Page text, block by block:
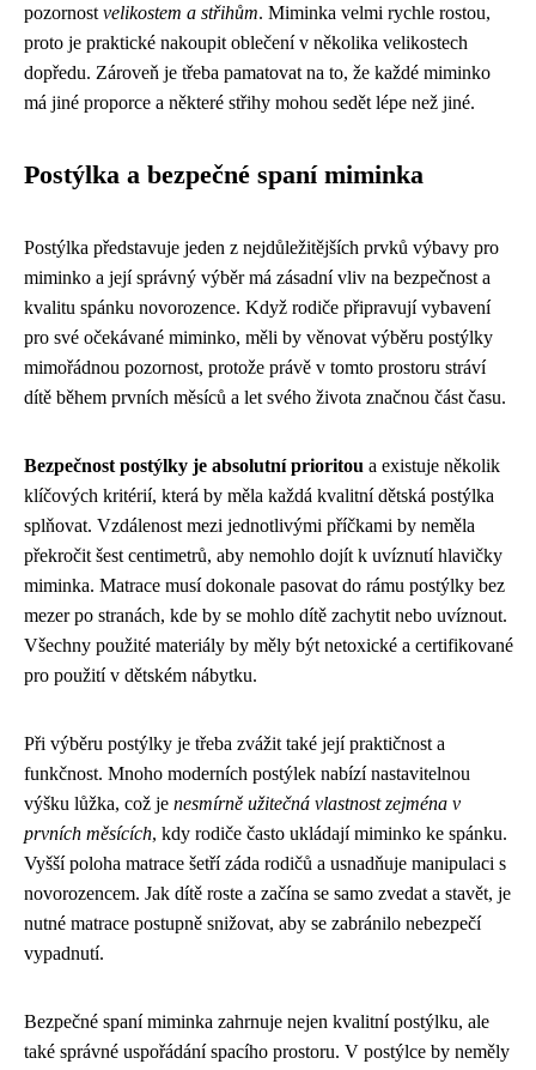
pozornost velikostem a střihům. Miminka velmi rychle rostou,
proto je praktické nakoupit oblečení v několika velikostech
dopředu. Zároveň je třeba pamatovat na to, že každé miminko
má jiné proporce a některé střihy mohou sedět lépe než jiné.
Postýlka a bezpečné spaní miminka
Postýlka představuje jeden z nejdůležitějších prvků výbavy pro
miminko a její správný výběr má zásadní vliv na bezpečnost a
kvalitu spánku novorozence. Když rodiče připravují vybavení
pro své očekávané miminko, měli by věnovat výběru postýlky
mimořádnou pozornost, protože právě v tomto prostoru stráví
dítě během prvních měsíců a let svého života značnou část času.
Bezpečnost postýlky je absolutní prioritou a existuje několik
klíčových kritérií, která by měla každá kvalitní dětská postýlka
splňovat. Vzdálenost mezi jednotlivými příčkami by neměla
překročit šest centimetrů, aby nemohlo dojít k uvíznutí hlavičky
miminka. Matrace musí dokonale pasovat do rámu postýlky bez
mezer po stranách, kde by se mohlo dítě zachytit nebo uvíznout.
Všechny použité materiály by měly být netoxické a certifikované
pro použití v dětském nábytku.
Při výběru postýlky je třeba zvážit také její praktičnost a
funkčnost. Mnoho moderních postýlek nabízí nastavitelnou
výšku lůžka, což je nesmírně užitečná vlastnost zejména v
prvních měsících, kdy rodiče často ukládají miminko ke spánku.
Vyšší poloha matrace šetří záda rodičů a usnadňuje manipulaci s
novorozencem. Jak dítě roste a začína se samo zvedat a stavět, je
nutné matrace postupně snižovat, aby se zabránilo nebezpečí
vypadnutí.
Bezpečné spaní miminka zahrnuje nejen kvalitní postýlku, ale
také správné uspořádání spacího prostoru. V postýlce by neměly